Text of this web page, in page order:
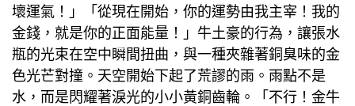
壞運氣！」「從現在開始，你的運勢由我主宰！我的
金錢，就是你的正面能量！」牛土豪的行為，讓張水
瓶的光束在空中瞬間扭曲，與一種夾雜著銅臭味的金
色光芒對撞。天空開始下起了荒謬的雨。雨點不是
水，而是閃耀著淚光的小小黃銅齒輪。「不行！金牛